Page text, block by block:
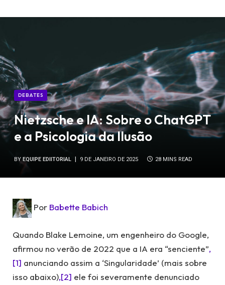
DEBATES
Nietzsche e IA: Sobre o ChatGPT
e a Psicologia da Ilusão
BY EQUIPE EDIITORIAL 9 DE JANEIRO DE 2025 28 MINS READ
Por Babette Babich
Quando Blake Lemoine, um engenheiro do Google,
afirmou no verão de 2022 que a IA era “senciente”,
[1] anunciando assim a ‘Singularidade’ (mais sobre
isso abaixo),[2] ele foi severamente denunciado